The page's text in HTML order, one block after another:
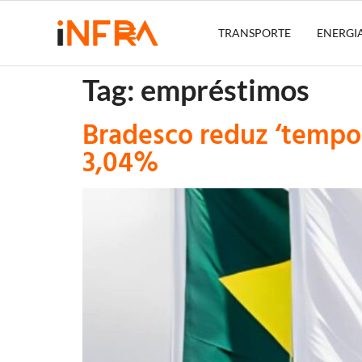
TRANSPORTE
Tag: empréstimos
Bradesco reduz
3,04%